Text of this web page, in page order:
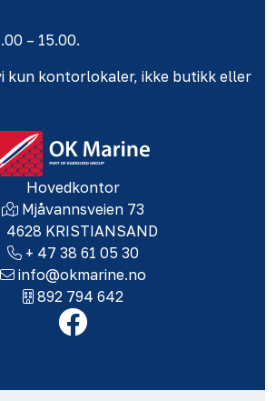
– 15.00.
kun kontorlokaler, ikke butikk eller
Hovedkontor
Mjåvannsveien 73
4628 KRISTIANSAND
+ 47 38 61 05 30
info@okmarine.no
892 794 642